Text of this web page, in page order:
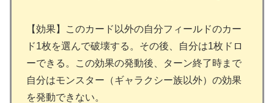
【効果】このカード以外の自分フィールドのカー
ド1枚を選んで破壊する。その後、自分は1枚ドロ
ーできる。この効果の発動後、ターン終了時まで
自分はモンスター（ギャラクシー族以外）の効果
を発動できない。